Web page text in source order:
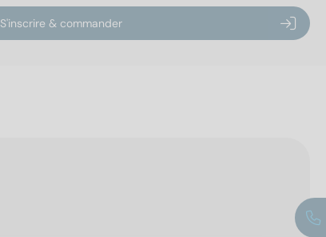
S'inscrire & commander